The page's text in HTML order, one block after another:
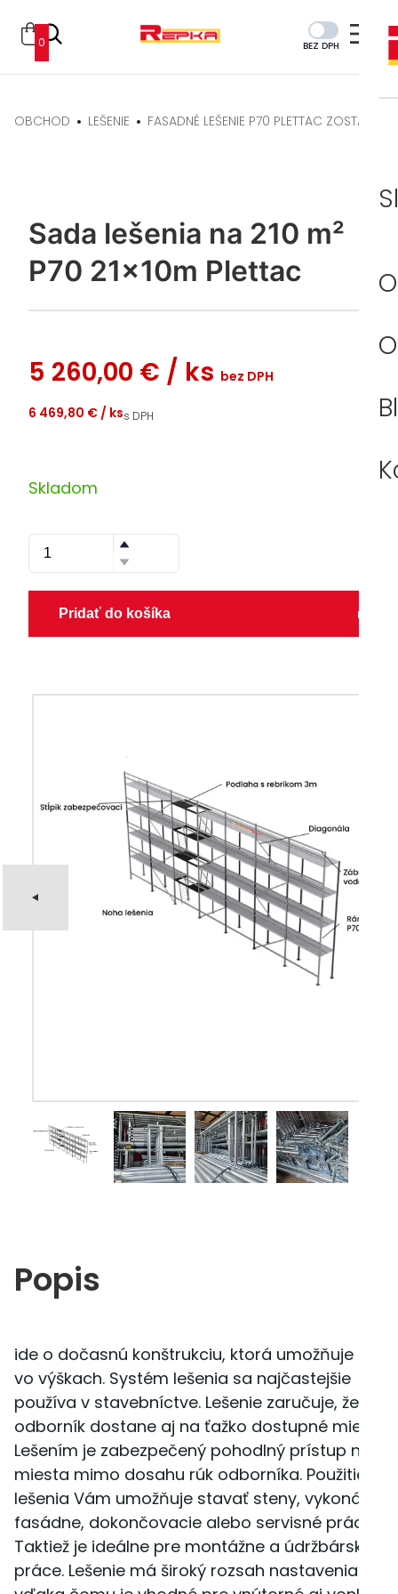
0 BEZ DPH
OBCHOD LEŠENIE FASADNÉ LEŠENIE P70 PLETTAC ZOSTAVY
Sada lešenia na 210 m²
P70 21x10m Plettac
5 260,00 € / ks bez DPH
6 469,80 € / kss DPH
Skladom
Pridať do košíka
Popis
ide o dočasnú konštrukciu, ktorá umožňuje
vo výškach. Systém lešenia sa najčastejšie
používa v stavebníctve. Lešenie zaručuje, že sa
odborník dostane aj na ťažko dostupné miesta.
Lešením je zabezpečený pohodlný prístup na
miesta mimo dosahu rúk odborníka. Použitie
lešenia Vám umožňuje stavať steny, vykonávať
fasádne, dokončovacie alebo servisné práce.
Taktiež je ideálne pre montážne a údržbárske
práce. Lešenie má široký rozsah nastavenia